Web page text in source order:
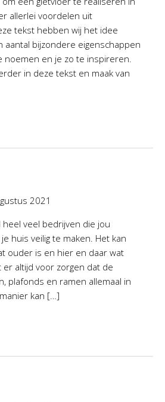
allerlei voordelen uit
tekst hebben wij het idee
aantal bijzondere eigenschappen
noemen en je zo te inspireren.
in deze tekst en maak van
2021
heel veel bedrijven die jou
huis veilig te maken. Het kan
ouder is en hier en daar wat
altijd voor zorgen dat de
plafonds en ramen allemaal in
kan […]